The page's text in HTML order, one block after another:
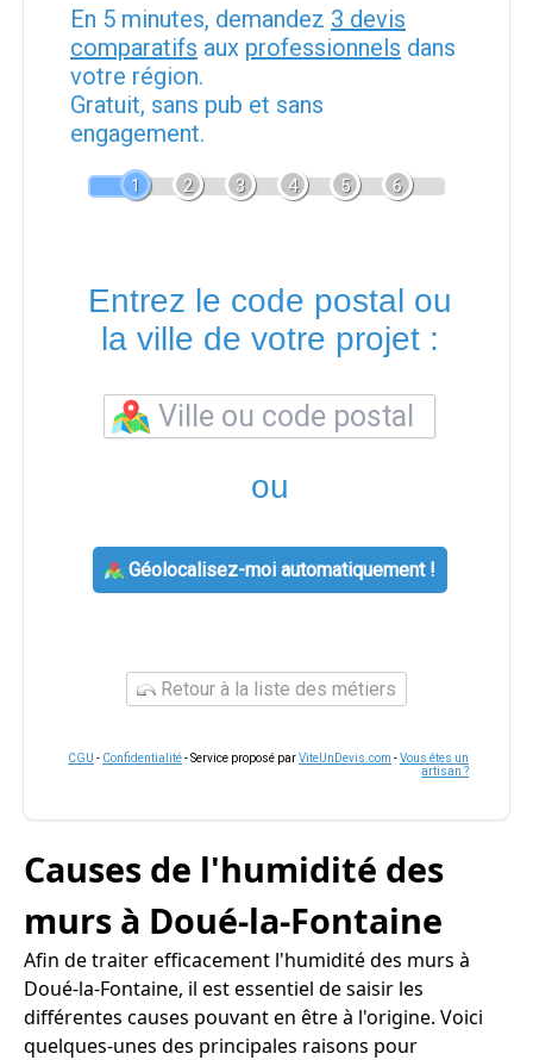
En 5 minutes, demandez 3 devis
comparatifs aux professionnels dans
votre région.
Gratuit, sans pub et sans
engagement.
1 2 3 4 5 6
Entrez le code postal ou
la ville de votre projet :
ou
Géolocalisez-moi automatiquement !
Retour à la liste des métiers
CGU - Confidentialité- Service proposé parViteUnDevis.com -Vous êtes un
artisan ?
Causes de l'humidité des
murs à Doué-la-Fontaine
Afin de traiter efficacement l'humidité des murs à
Doué-la-Fontaine, il est essentiel de saisir les
différentes causes pouvant en être à l'origine. Voici
quelques-unes des principales raisons pour